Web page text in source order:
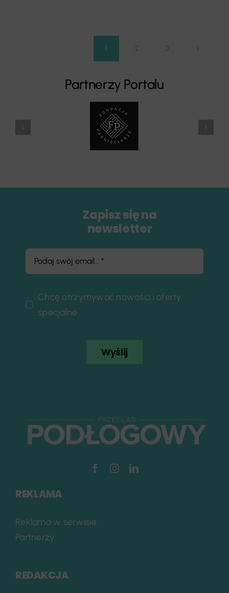
1 2 3
Partnerzy Portalu
Zapisz się na
newsletter
Chcę otrzymywać nowości i oferty
specjalne
Wyślij
REKLAMA
Reklama w serwisie
Partnerzy
REDAKCJA